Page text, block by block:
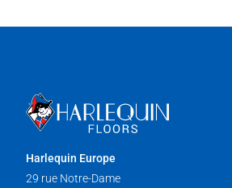
Harlequin Europe
29 rue Notre-Dame